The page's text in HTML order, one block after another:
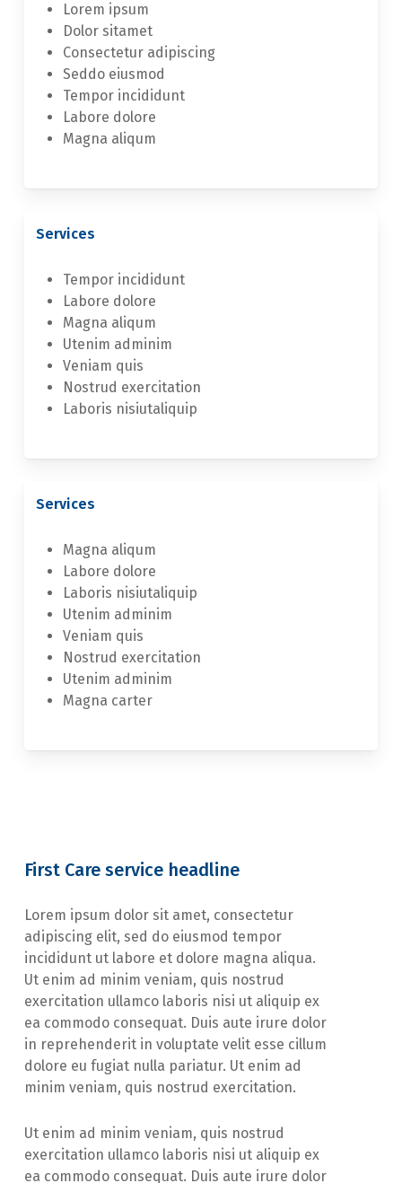
Lorem ipsum
Dolor sitamet
Consectetur adipiscing
Seddo eiusmod
Tempor incididunt
Labore dolore
Magna aliqum
Services
Tempor incididunt
Labore dolore
Magna aliqum
Utenim adminim
Veniam quis
Nostrud exercitation
Laboris nisiutaliquip
Services
Magna aliqum
Labore dolore
Laboris nisiutaliquip
Utenim adminim
Veniam quis
Nostrud exercitation
Utenim adminim
Magna carter
First Care service headline
Lorem ipsum dolor sit amet, consectetur
adipiscing elit, sed do eiusmod tempor
incididunt ut labore et dolore magna aliqua.
Ut enim ad minim veniam, quis nostrud
exercitation ullamco laboris nisi ut aliquip ex
ea commodo consequat. Duis aute irure dolor
in reprehenderit in voluptate velit esse cillum
dolore eu fugiat nulla pariatur. Ut enim ad
minim veniam, quis nostrud exercitation.
Ut enim ad minim veniam, quis nostrud
exercitation ullamco laboris nisi ut aliquip ex
ea commodo consequat. Duis aute irure dolor